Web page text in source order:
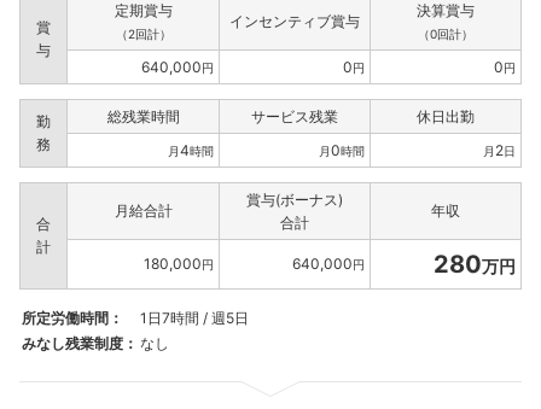
賞
与
定期賞与
（2回計）
インセンティブ賞与
決算賞与
（0回計）
640,000円 0円 0円
勤
務
総残業時間 サービス残業 休日出勤
月4時間 月0時間 月 2日
合
計
月給合計
賞与(ボーナス)
合計
年収
180,000円 640,000円 280万円
所定労働時間：
1日7時間 / 週5日
みなし残業制度： なし